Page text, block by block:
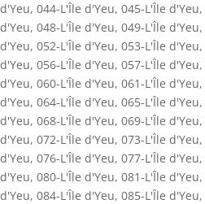
d'Yeu, 044-L'Île d'Yeu, 045-L'Île d'Yeu,
d'Yeu, 048-L'Île d'Yeu, 049-L'Île d'Yeu,
d'Yeu, 052-L'Île d'Yeu, 053-L'Île d'Yeu,
d'Yeu, 056-L'Île d'Yeu, 057-L'Île d'Yeu,
d'Yeu, 060-L'Île d'Yeu, 061-L'Île d'Yeu,
d'Yeu, 064-L'Île d'Yeu, 065-L'Île d'Yeu,
d'Yeu, 068-L'Île d'Yeu, 069-L'Île d'Yeu,
d'Yeu, 072-L'Île d'Yeu, 073-L'Île d'Yeu,
d'Yeu, 076-L'Île d'Yeu, 077-L'Île d'Yeu,
d'Yeu, 080-L'Île d'Yeu, 081-L'Île d'Yeu,
d'Yeu, 084-L'Île d'Yeu, 085-L'Île d'Yeu,